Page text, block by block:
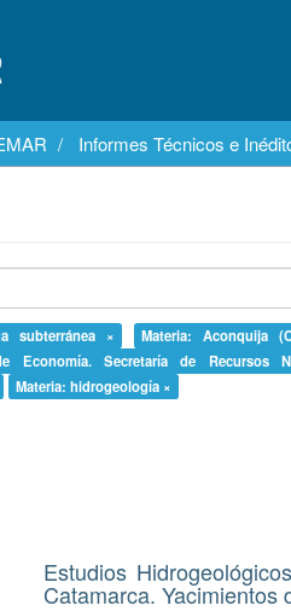
Informes Técnicos e
subterránea × Materia: Aconquija
Economía. Secretaría de Recursos
Materia: hidrogeología ×
Estudios
Catamarca. Yacimientos